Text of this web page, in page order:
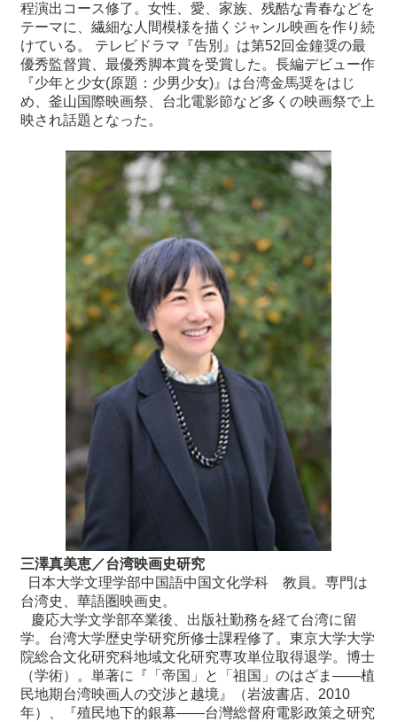
程演出コース修了。女性、愛、家族、残酷な青春などを
テーマに、繊細な人間模様を描くジャンル映画を作り続
けている。 テレビドラマ『告別』は第52回金鐘奨の最
優秀監督賞、最優秀脚本賞を受賞した。長編デビュー作
『少年と少女(原題：少男少女)』は台湾金馬奨をはじ
め、釜山国際映画祭、台北電影節など多くの映画祭で上
映され話題となった。
三澤真美恵／台湾映画史研究
日本大学文理学部中国語中国文化学科 教員。専門は
台湾史、華語圏映画史。
慶応大学文学部卒業後、出版社勤務を経て台湾に留
学。台湾大学歴史学研究所修士課程修了。東京大学大学
院総合文化研究科地域文化研究専攻単位取得退学。博士
（学術）。単著に『「帝国」と「祖国」のはざま――植
民地期台湾映画人の交渉と越境』（岩波書店、2010
年）、『殖民地下的銀幕――台灣総督府電影政策之研究